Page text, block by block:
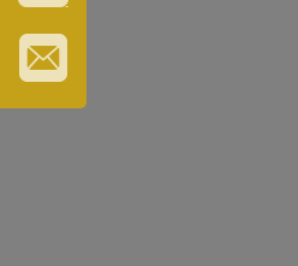
ÉS
TURISZTIKAI
KÁRTYA